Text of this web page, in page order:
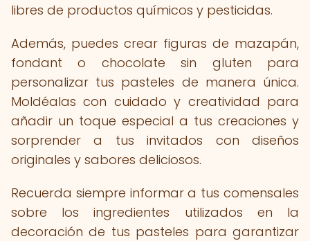
libres de productos químicos y pesticidas.
Además, puedes crear figuras de mazapán,
fondant o chocolate sin gluten para
personalizar tus pasteles de manera única.
Moldéalas con cuidado y creatividad para
añadir un toque especial a tus creaciones y
sorprender a tus invitados con diseños
originales y sabores deliciosos.
Recuerda siempre informar a tus comensales
sobre los ingredientes utilizados en la
decoración de tus pasteles para garantizar